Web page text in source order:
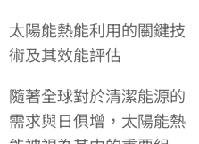
太陽能熱能利用的關鍵技
術及其效能評估
隨著全球對於清潔能源的
需求與日俱增，太陽能熱